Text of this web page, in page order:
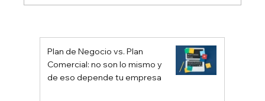
Latinoamérica
Plan de Negocio vs. Plan
Comercial: no son lo mismo y
de eso depende tu empresa